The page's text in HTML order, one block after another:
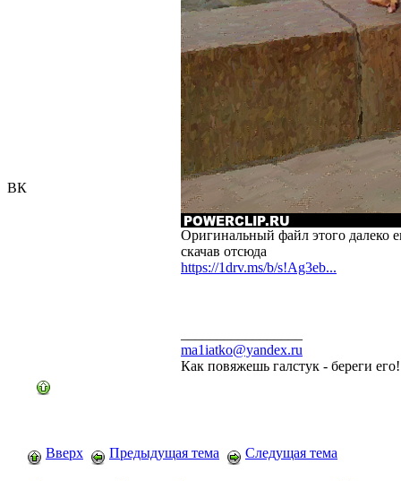
ВК
Оригинальный файл этого далеко
скачав отсюда
https://1drv.ms/b/s!Ag3eb...
ma1iatko@yandex.ru
Как повяжешь галстук - береги
Вверх Предыдущая тема Следущая тема